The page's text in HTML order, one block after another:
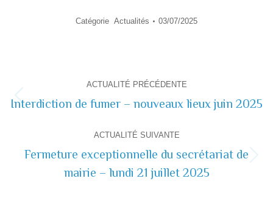
Catégorie Actualités 03/07/2025
de
commentaire
ACTUALITÉ PRÉCÉDENTE
Actualité
Interdiction de fumer – nouveaux lieux juin 2025
ACTUALITÉ SUIVANTE
suivante
Fermeture exceptionnelle du secrétariat de
mairie – lundi 21 juillet 2025